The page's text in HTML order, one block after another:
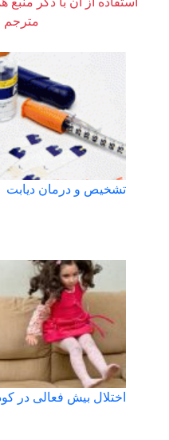
مترجم
تشخیص و درمان دیابت
اختلال بیش فعالی در